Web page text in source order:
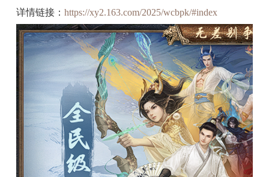
详情链接： https://xy2.163.com/2025/wcbpk/#index